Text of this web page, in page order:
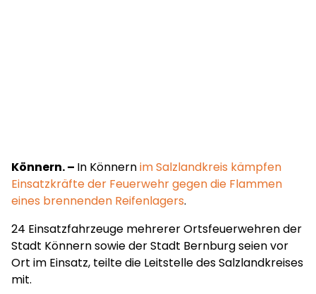
Könnern. – In Könnernim Salzlandkreis kämpfen
Einsatzkräfte der Feuerwehr gegen die Flammen
eines brennenden Reifenlagers.
24 Einsatzfahrzeuge mehrerer Ortsfeuerwehren der
Stadt Könnern sowie der Stadt Bernburg seien vor
Ort im Einsatz, teilte die Leitstelle des Salzlandkreises
mit.